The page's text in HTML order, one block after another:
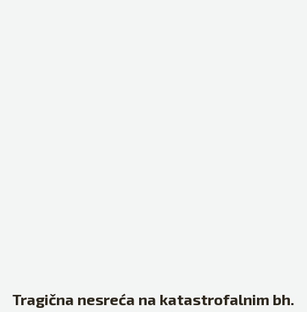
Tragična nesreća na katastrofalnim bh.